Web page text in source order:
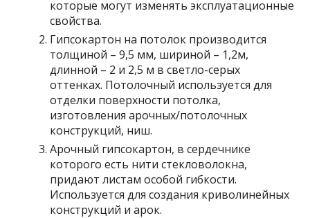
которые могут изменять эксплуатационные
свойства.
Гипсокартон на потолок производится
толщиной – 9,5 мм, шириной – 1,2м,
длинной – 2 и 2,5 м в светло-серых
оттенках. Потолочный используется для
отделки поверхности потолка,
изготовления арочных/потолочных
конструкций, ниш.
Арочный гипсокартон, в сердечнике
которого есть нити стекловолокна,
придают листам особой гибкости.
Используется для создания криволинейных
конструкций и арок.